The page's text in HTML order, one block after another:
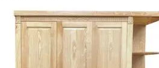
là:
19,500,000₫.
tại
là:
14,500,000₫.